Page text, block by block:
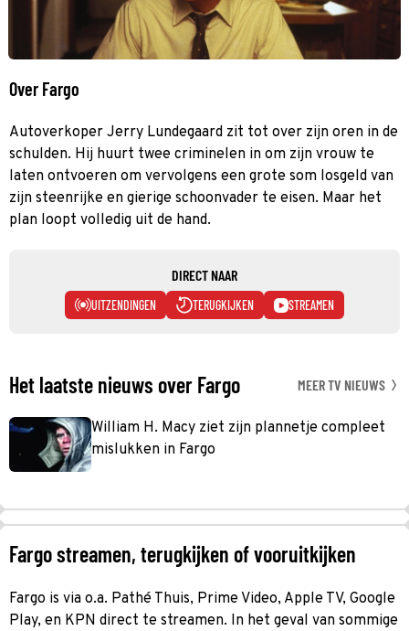
Over Fargo
Autoverkoper Jerry Lundegaard zit tot over zijn oren in de
schulden. Hij huurt twee criminelen in om zijn vrouw te
laten ontvoeren om vervolgens een grote som losgeld van
zijn steenrijke en gierige schoonvader te eisen. Maar het
plan loopt volledig uit de hand.
DIRECT NAAR
UITZENDINGEN TERUGKIJKEN STREAMEN
Het laatste nieuws over Fargo MEER TV NIEUWS
William H. Macy ziet zijn plannetje compleet
mislukken in Fargo
Fargo streamen, terugkijken of vooruitkijken
Fargo is via o.a. Pathé Thuis, Prime Video, Apple TV, Google
Play, en KPN direct te streamen. In het geval van sommige